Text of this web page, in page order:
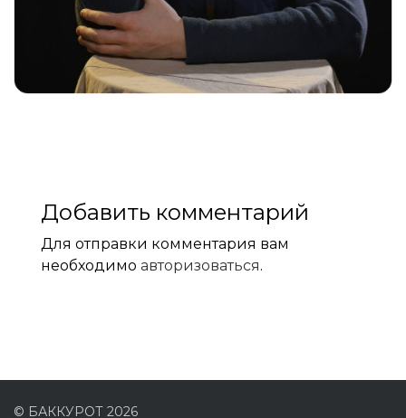
Добавить комментарий
Для отправки комментария вам
необходимо авторизоваться.
© БАККУРОТ 2026